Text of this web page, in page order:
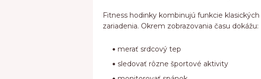
Fitness hodinky kombinujú funkcie
zariadenia. Okrem zobrazovania času dokážu:
merať srdcový tep
sledovať rôzne športové aktivity